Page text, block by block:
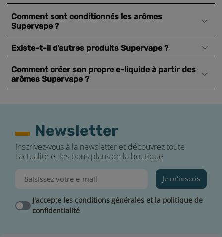
Comment sont conditionnés les arômes
Supervape ?
Existe-t-il d’autres produits Supervape ?
Comment créer son propre e-liquide à partir des
arômes Supervape ?
Newsletter
Inscrivez-vous à la newsletter et découvrez toute
l'actualité et les bons plans de la boutique
Je m'inscris
J'accepte les conditions générales et la politique de
confidentialité